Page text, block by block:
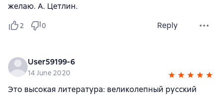
желаю. А. Цетлин.
2 0 Reply
User59199-6
14 June 2020
Это высокая литература: великолепный русский